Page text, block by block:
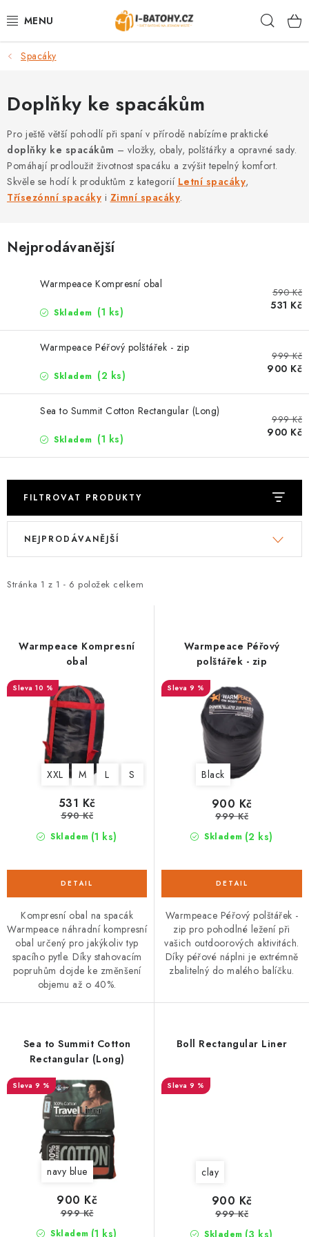
na
VÝPRODEJ %
BATOHY
TAŠKY, KABELKY
CESTOVNÍ ZAVAZADLA
LEDVINKY
PENĚŽENKY
PODLE AKTIVITY
ZNAČKY
Vše o nákupu
Blog
Spacáky
Doplňky ke spacákům
Pro ještě větší pohodlí při spaní v přírodě nabízíme praktické
doplňky ke spacákům – vložky, obaly, polštářky a opravné sady.
Pomáhají prodloužit životnost spacáku a zvýšit tepelný komfort.
Skvěle se hodí k produktům z kategorií Letní spacáky,
Třísezónní spacáky i Zimní spacáky.
Nejprodávanější
Warmpeace Kompresní obal
Skladem (1 ks)
590 Kč
531 Kč
Warmpeace Péřový polštářek - zip
Skladem (2 ks)
999 Kč
900 Kč
Sea to Summit Cotton Rectangular (Long)
Skladem (1 ks)
999 Kč
900 Kč
FILTROVAT PRODUKTY
V
i
d
u
Stránka 1 z 1 - 6 položek celkem
Ř
e
o
d
NEJPRODÁVANĚJŠÍ
Warmpeace Kompresní
obal
10 %
XXL M L S
Skladem (1 ks)
531 Kč
590 Kč
Kompresní obal na spacák
Warmpeace náhradní kompresní
obal určený pro jakýkoliv typ
spacího pytle. Díky stahovacím
popruhům dojde ke změnšení
objemu až o 40%.
Warmpeace Péřový
polštářek - zip
9 %
Black
Skladem (2 ks)
900 Kč
999 Kč
Warmpeace Péřový polštářek -
zip pro pohodlné ležení při
vašich outdoorových aktivitách.
Díky péřové náplni je extrémně
zbalitelný do malého balíčku.
Sea to Summit Cotton
Rectangular (Long)
9 %
navy blue
Skladem (1 ks)
900 Kč
999 Kč
Boll Rectangular Liner
9 %
clay
Skladem (3 ks)
900 Kč
999 Kč